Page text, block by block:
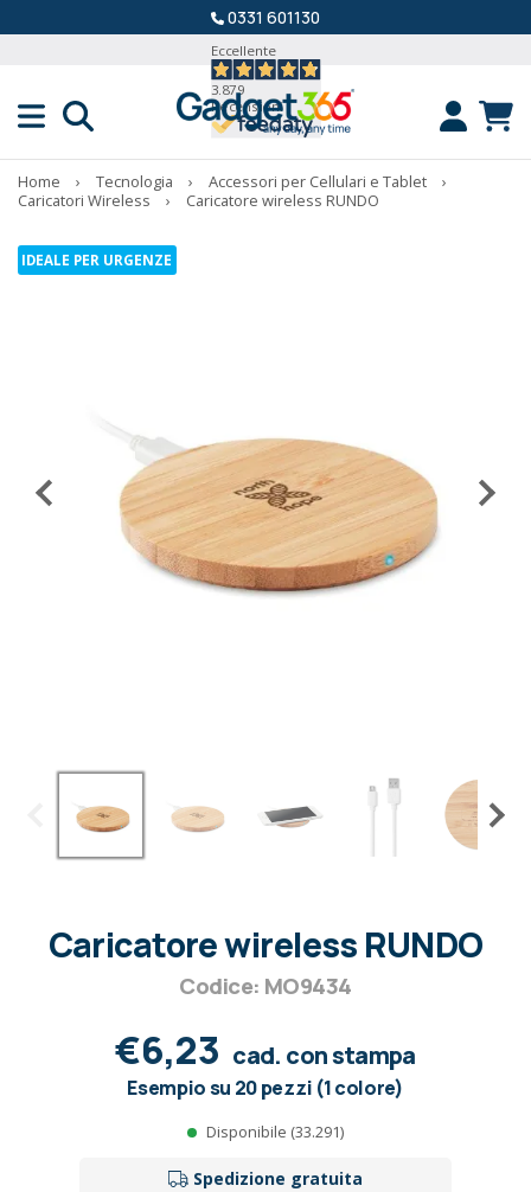
0331 601130
Eccellente
3.879
Recensioni
Home › Tecnologia › Accessori per Cellulari e Tablet
›
Caricatori Wireless
› Caricatore wireless RUNDO
IDEALE PER URGENZE
Caricatore wireless RUNDO
Codice: MO9434
€6,23 cad. con stampa
Esempio su 20 pezzi (1 colore)
Disponibile (33.291)
Spedizione gratuita